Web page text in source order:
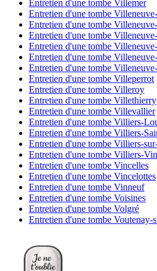
Entretien d'une tombe Villemer
Entretien d'une tombe
Entretien d'une tombe
Entretien d'une tombe
Entretien d'une tombe
Entretien d'une tombe
Entretien d'une tombe
Entretien d'une tombe Villeperrot
Entretien d'une tombe Villeroy
Entretien d'une tombe Villethierry
Entretien d'une tombe Villevallier
Entretien d'une tombe Villiers-
Entretien d'une tombe Villiers-
Entretien d'une tombe Villiers-
Entretien d'une tombe Villiers-
Entretien d'une tombe Vincelles
Entretien d'une tombe Vincelottes
Entretien d'une tombe Vinneuf
Entretien d'une tombe Voisines
Entretien d'une tombe Volgré
Entretien d'une tombe Voutenay-